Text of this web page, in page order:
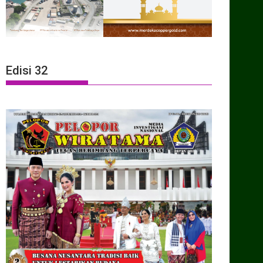
Edisi 32